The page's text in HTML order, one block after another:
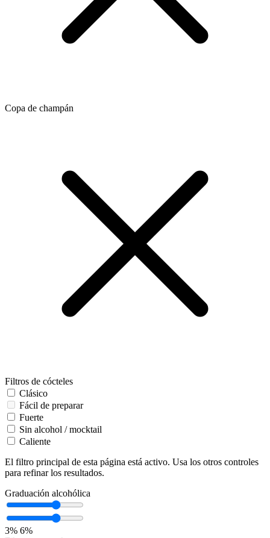
Copa de champán
Filtros de cócteles
Clásico
Fácil de preparar
Fuerte
Sin alcohol / mocktail
Caliente
El filtro principal de esta página está activo. Usa los otros controles
para refinar los resultados.
Graduación alcohólica
3% 6%